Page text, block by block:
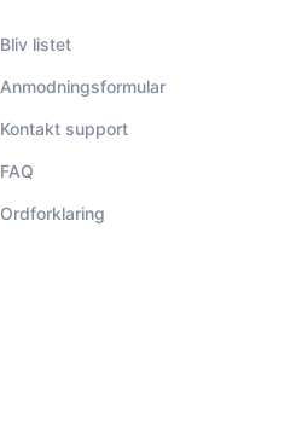
Bliv listet
Anmodningsformular
Kontakt support
FAQ
Ordforklaring